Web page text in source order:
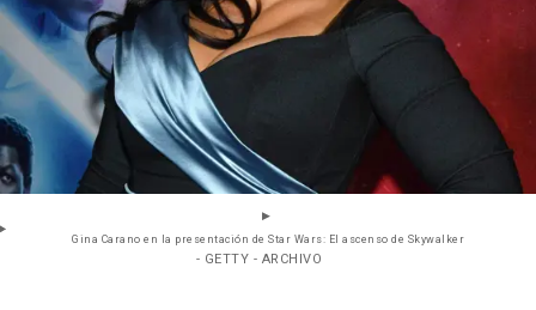
Gina Carano en la presentación de Star Wars: El ascenso de Skywalker
- GETTY - ARCHIVO